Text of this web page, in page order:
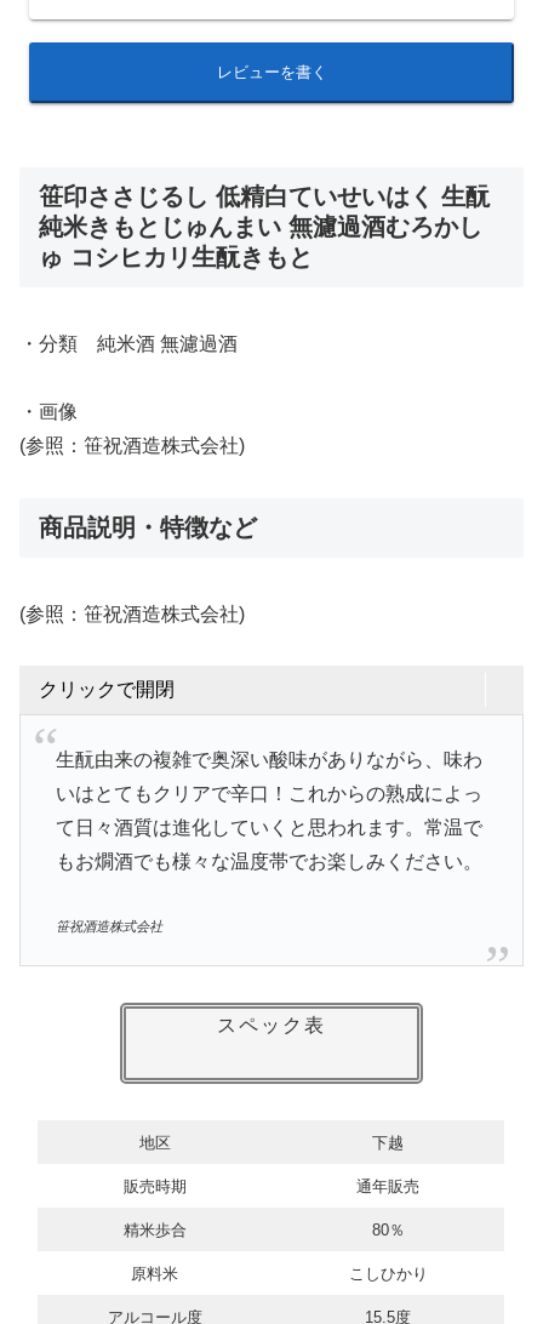
レビューを書く
笹印ささじるし 低精白ていせいはく 生酛
純米きもとじゅんまい 無濾過酒むろかし
ゅ コシヒカリ生酛きもと
・分類 純米酒 無濾過酒
・画像
(参照：笹祝酒造株式会社)
商品説明・特徴など
(参照：笹祝酒造株式会社)
クリックで開閉
生酛由来の複雑で奥深い酸味がありながら、味わ
いはとてもクリアで辛口！これからの熟成によっ
て日々酒質は進化していくと思われます。常温で
もお燗酒でも様々な温度帯でお楽しみください。
笹祝酒造株式会社
スペック表
地区 下越
販売時期 通年販売
精米歩合 80％
原料米 こしひかり
アルコール度 15.5度